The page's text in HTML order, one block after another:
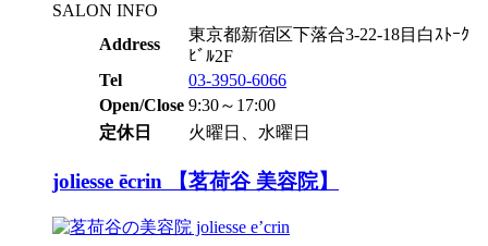
SALON INFO
Address
東京都新宿区下落合3-22-18目白ｽﾄｰｸ
ﾋﾞﾙ2F
Tel
03-3950-6066
Open/Close 9:30～17:00
定休日
火曜日、水曜日
joliesse ēcrin 【茗荷谷 美容院】